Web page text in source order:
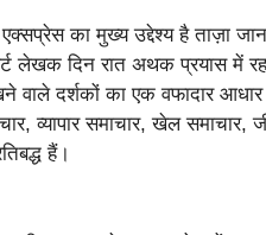
का मुख्य उद्देश्य है ताज़ा
लेखक दिन रात अथक प्रयास में
दर्शकों का एक वफादार आधार
व्यापार समाचार, खेल समाचार,
हैं।